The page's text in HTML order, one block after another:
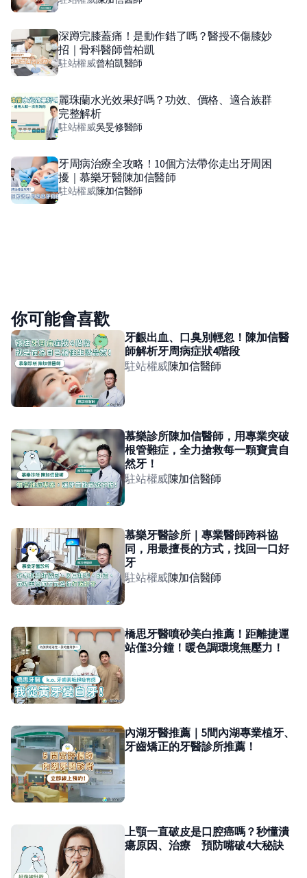
深蹲完膝蓋痛！是動作錯了嗎？醫授不傷膝妙
招｜骨科醫師曾柏凱
駐站權威曾柏凱醫師
麗珠蘭水光效果好嗎？功效、價格、適合族群
完整解析
駐站權威吳旻修醫師
牙周病治療全攻略！10個方法帶你走出牙周困
擾｜慕樂牙醫陳加信醫師
駐站權威陳加信醫師
你可能會喜歡
牙齦出血、口臭別輕忽！陳加信醫
師解析牙周病症狀4階段
駐站權威陳加信醫師
慕樂診所陳加信醫師，用專業突破
根管難症，全力搶救每一顆寶貴自
然牙！
駐站權威陳加信醫師
慕樂牙醫診所｜專業醫師跨科協
同，用最擅長的方式，找回一口好
牙
駐站權威陳加信醫師
橋思牙醫噴砂美白推薦！距離捷運
站僅3分鐘！暖色調環境無壓力！
內湖牙醫推薦｜5間內湖專業植牙、
牙齒矯正的牙醫診所推薦！
上顎一直破皮是口腔癌嗎？秒懂潰
瘍原因、治療 預防嘴破4大秘訣